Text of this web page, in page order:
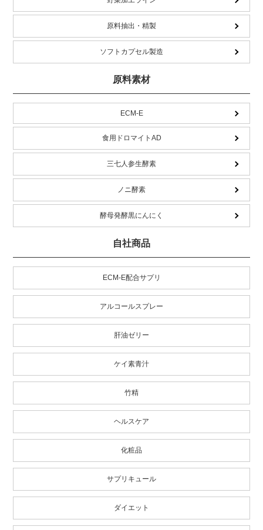
原料抽出・精製
ソフトカプセル製造
原料素材
ECM-E
食用ドロマイトAD
三七人参生酵素
ノニ酵素
酵母発酵黒にんにく
自社商品
ECM-E配合サプリ
アルコールスプレー
肝油ゼリー
ケイ素青汁
竹精
ヘルスケア
化粧品
サプリキュール
ダイエット